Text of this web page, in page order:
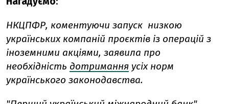
НКЦПФР, коментуючи запуск низкою
українських компаній проєктів із операцій з
іноземними акціями, заявила про
необхідність дотримання усіх норм
українського законодавства.